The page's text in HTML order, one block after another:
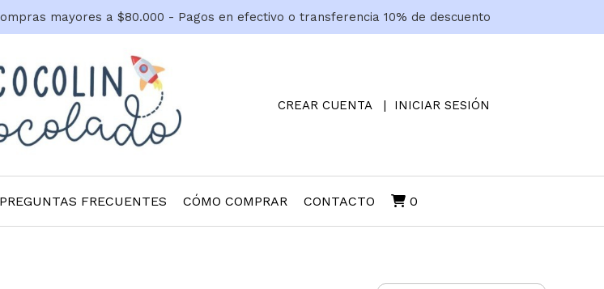
mayores a $80.000 - Pagos en efectivo o transferencia 10% de descuento
CREAR CUENTA INICIAR SESIÓN
PREGUNTAS FRECUENTES CÓMO COMPRAR CONTACTO 0